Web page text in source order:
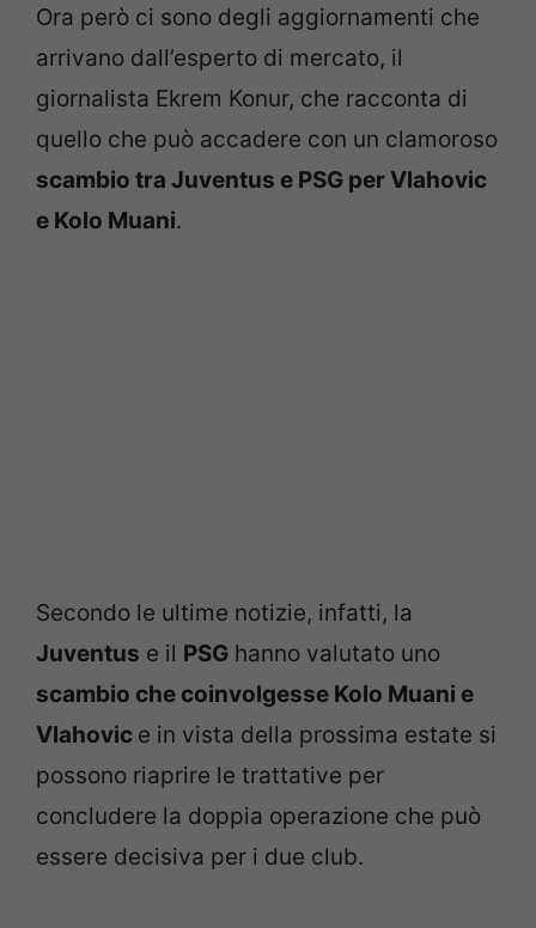
Ora però ci sono degli aggiornamenti che
arrivano dall’esperto di mercato, il
giornalista Ekrem Konur, che racconta di
quello che può accadere con un clamoroso
scambio tra Juventus e PSG perVlahovic
e Kolo Muani.
Secondo le ultime notizie, infatti, la
Juventus e il PSG hanno valutato uno
scambio che coinvolgesse Kolo Muani e
Vlahovic e in vista della prossima estate si
possono riaprire le trattative per
concludere la doppia operazione che può
essere decisiva per i due club.